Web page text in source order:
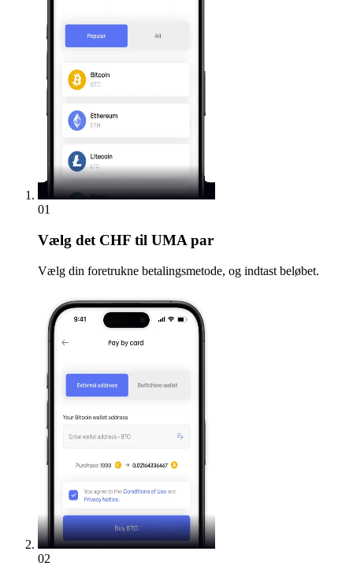
01
Vælg det CHF til UMA par
Vælg din foretrukne betalingsmetode, og indtast beløbet.
02